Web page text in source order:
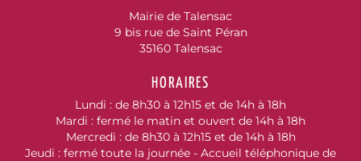
Mairie de Talensac
9 bis rue de Saint Péran
35160 Talensac
HORAIRES
Lundi : de 8h30 à 12h15 et de 14h à 18h
Mardi : fermé le matin et ouvert de 14h à 18h
Mercredi : de 8h30 à 12h15 et de 14h à 18h
Jeudi : fermé toute la journée - Accueil téléphonique de